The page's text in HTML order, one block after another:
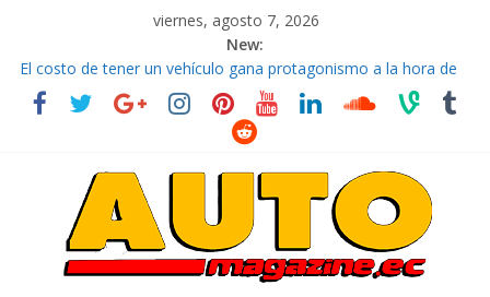
viernes, agosto 7, 2026
New:
El costo de tener un vehículo gana protagonismo a la hora de
decidir
Ultima película ‘Spider‑Man: Brand New Day’ pone en escena a
La Vuelta al Ecuador 2026, edición 47ª, recorre 7 provincias en 8
La FEDAK recibe 12 Sinotruk Bolden para cubrir las rutas de La